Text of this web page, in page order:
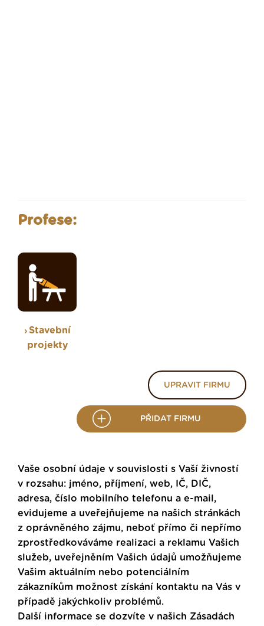
Profese:
Stavební
projekty
UPRAVIT FIRMU
PŘIDAT FIRMU
Vaše osobní údaje v souvislosti s Vaší živností
v rozsahu: jméno, příjmení, web, IČ, DIČ,
adresa, číslo mobilního telefonu a e-mail,
evidujeme a uveřejňujeme na našich stránkách
z oprávněného zájmu, neboť přímo či nepřímo
zprostředkováváme realizaci a reklamu Vašich
služeb, uveřejněním Vašich údajů umožňujeme
Vašim aktuálním nebo potenciálním
zákazníkům možnost získání kontaktu na Vás v
případě jakýchkoliv problémů.
Další informace se dozvíte v našich Zásadách